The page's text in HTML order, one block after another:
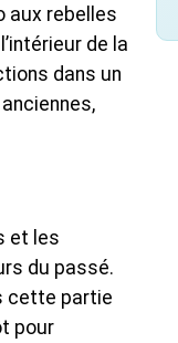
aux rebelles
de la
dans un
et les
du passé.
cette partie
pour